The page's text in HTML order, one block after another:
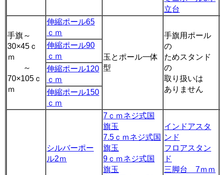
立台
手旗～
30×45ｃ
ｍ
～
70×105ｃ
ｍ
伸縮ポール65
ｃｍ
玉とポール一体
型
手旗用ポール
の
ためスタンド
の
取り扱いは
ありません
伸縮ポール90
ｃｍ
伸縮ポール120
ｃｍ
伸縮ポール150
ｃｍ
シルバーポー
ル2ｍ
7ｃｍネジ式国
旗玉
7.5ｃｍネジ式国
旗玉
9ｃｍネジ式国
旗玉
インドアスタ
ンド
フロアスタン
ド
三脚台 7ｍｍ